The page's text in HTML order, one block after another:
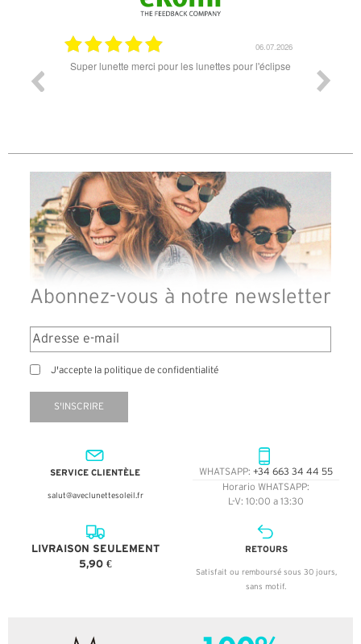
06.07.2026
Super lunette merci pour les lunettes pour l'éclipse
Abonnez-vous à notre newsletter
J'accepte la politique de confidentialité
S'INSCRIRE
SERVICE CLIENTÈLE
salut@aveclunettesoleil.fr
WHATSAPP: +34 663 34 44 55
Horario WHATSAPP:
L-V: 10:00 a 13:30
LIVRAISON SEULEMENT
5,90 €
RETOURS
Satisfait ou remboursé sous 30 jours,
sans motif.